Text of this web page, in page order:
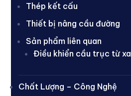
Thép kết cấu
Thiết bị nâng cầu đường
Sản phẩm liên quan
Điều khiển cầu trục từ xa
Chất Lượng – Công Nghệ